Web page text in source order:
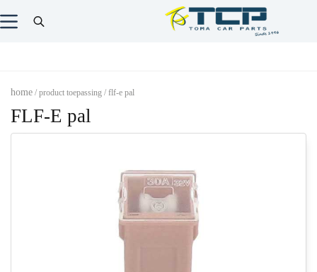
home / product toepassing / flf-e pal
FLF-E pal